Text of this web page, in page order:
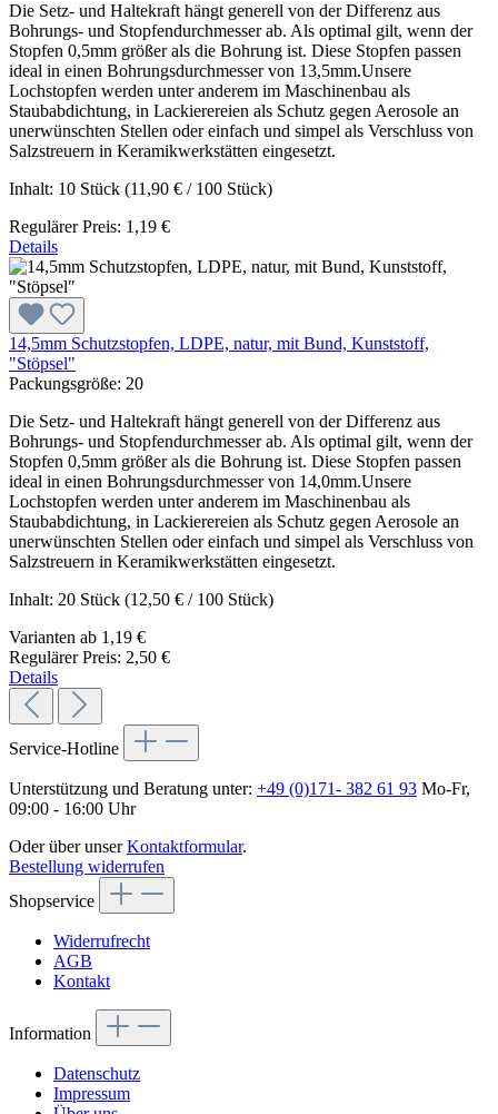
Die Setz- und Haltekraft hängt generell von der Differenz aus
Bohrungs- und Stopfendurchmesser ab. Als optimal gilt, wenn der
Stopfen 0,5mm größer als die Bohrung ist. Diese Stopfen passen
ideal in einen Bohrungsdurchmesser von 13,5mm.Unsere
Lochstopfen werden unter anderem im Maschinenbau als
Staubabdichtung, in Lackierereien als Schutz gegen Aerosole an
unerwünschten Stellen oder einfach und simpel als Verschluss von
Salzstreuern in Keramikwerkstätten eingesetzt.
Inhalt: 10 Stück (11,90 € / 100 Stück)
Regulärer Preis: 1,19 €
Details
14,5mm Schutzstopfen, LDPE, natur, mit Bund, Kunststoff,
"Stöpsel"
Packungsgröße: 20
Die Setz- und Haltekraft hängt generell von der Differenz aus
Bohrungs- und Stopfendurchmesser ab. Als optimal gilt, wenn der
Stopfen 0,5mm größer als die Bohrung ist. Diese Stopfen passen
ideal in einen Bohrungsdurchmesser von 14,0mm.Unsere
Lochstopfen werden unter anderem im Maschinenbau als
Staubabdichtung, in Lackierereien als Schutz gegen Aerosole an
unerwünschten Stellen oder einfach und simpel als Verschluss von
Salzstreuern in Keramikwerkstätten eingesetzt.
Inhalt: 20 Stück (12,50 € / 100 Stück)
Varianten ab 1,19 €
Regulärer Preis: 2,50 €
Details
Service-Hotline
Unterstützung und Beratung unter: +49 (0)171- 382 61 93 Mo-Fr,
09:00 - 16:00 Uhr
Oder über unserKontaktformular.
Bestellung widerrufen
Shopservice
Widerrufrecht
AGB
Kontakt
Information
Datenschutz
Impressum